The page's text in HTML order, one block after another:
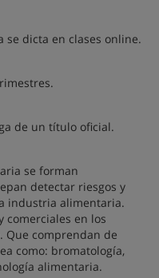
se dicta en clases online.
de un título oficial.
se forman
detectar riesgos y
industria alimentaria.
comerciales en los
Que comprendan de
como: bromatología,
alimentaria.